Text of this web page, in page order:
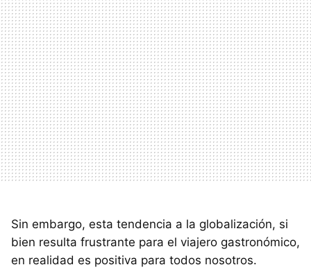
Sin embargo, esta tendencia a la globalización, si
bien resulta frustrante para el viajero gastronómico,
en realidad es positiva para todos nosotros.